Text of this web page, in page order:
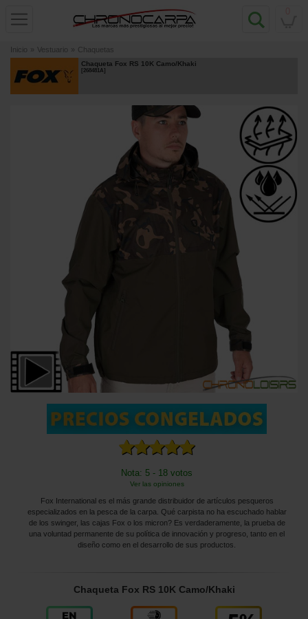
Inicio » Vestuario » Chaquetas
Chaqueta Fox RS 10K Camo/Khaki
[268481A]
Nota: 5 - 18 votos
Ver las opiniones
Fox International es el más grande distribuidor de artículos pesqueros
especializados en la pesca de la carpa. Qué carpista no ha escuchado hablar
de los swinger, las cajas Fox o los micron? Es verdaderamente, la prueba de
una voluntad permanente de su política de innovación y progreso, tanto en el
diseño como en el desarrollo de sus productos.
Chaqueta Fox RS 10K Camo/Khaki